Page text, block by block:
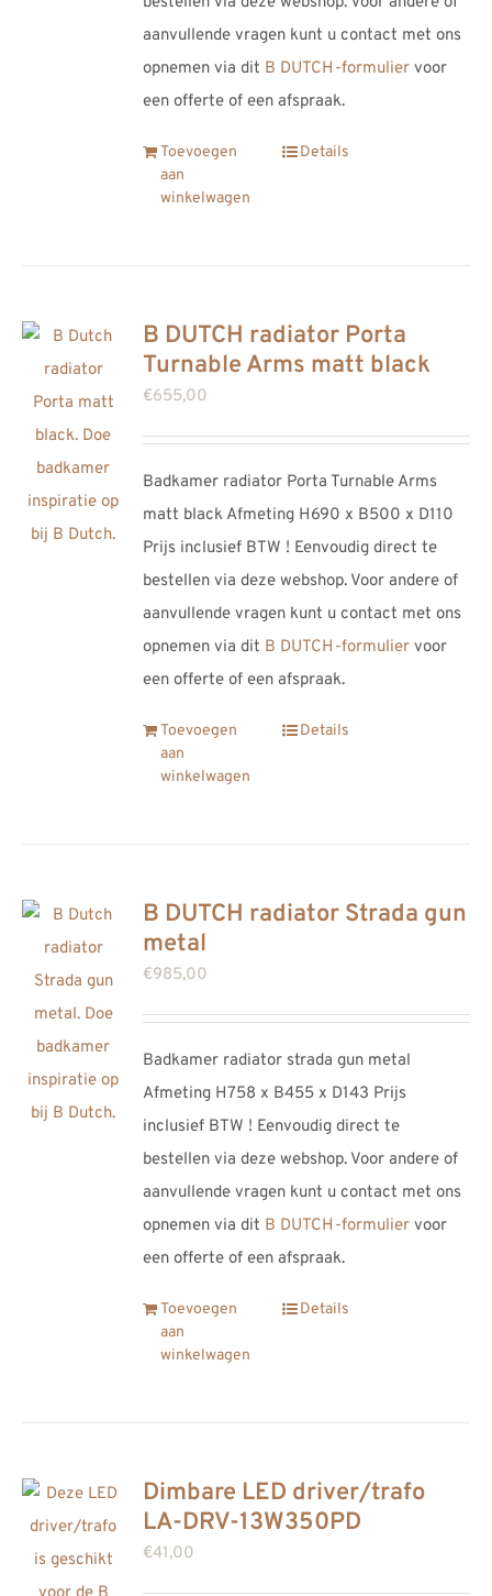
aanvullende vragen kunt u contact met ons
opnemen via dit B DUTCH-formulier voor
een offerte of een afspraak.
Toevoegen
aan
winkelwagen
Details
B DUTCH radiator Porta
Turnable Arms matt black
€655,00
Badkamer radiator Porta Turnable Arms
matt black Afmeting H690 x B500 x D110
Prijs inclusief BTW ! Eenvoudig direct te
bestellen via deze webshop. Voor andere of
aanvullende vragen kunt u contact met ons
opnemen via dit B DUTCH-formulier voor
een offerte of een afspraak.
Toevoegen
aan
winkelwagen
Details
B DUTCH radiator Strada gun
metal
€985,00
Badkamer radiator strada gun metal
Afmeting H758 x B455 x D143 Prijs
inclusief BTW ! Eenvoudig direct te
bestellen via deze webshop. Voor andere of
aanvullende vragen kunt u contact met ons
opnemen via dit B DUTCH-formulier voor
een offerte of een afspraak.
Toevoegen
aan
winkelwagen
Details
Dimbare LED driver/trafo
LA-DRV-13W350PD
€41,00